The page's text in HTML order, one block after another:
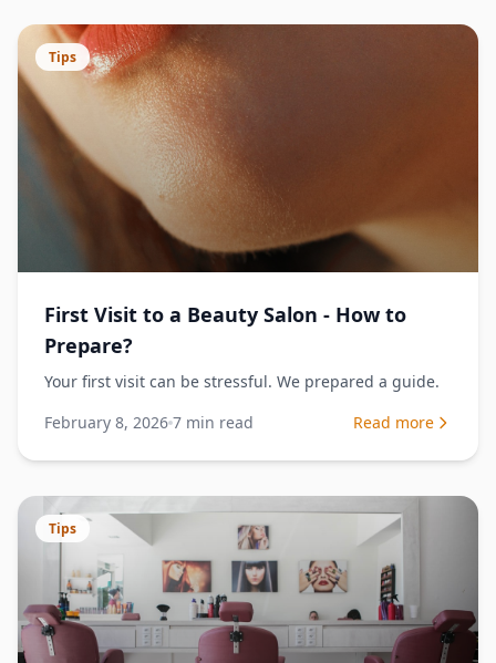
Tips
First Visit to a Beauty Salon - How to
Prepare?
Your first visit can be stressful. We prepared a guide.
February 8, 2026 7 min read Read more
Tips